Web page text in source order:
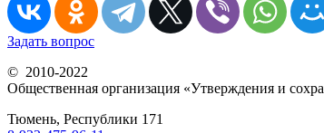
Задать вопрос
© 2010-2022
Общественная организация «Утверждения и
Тюмень, Республики 171